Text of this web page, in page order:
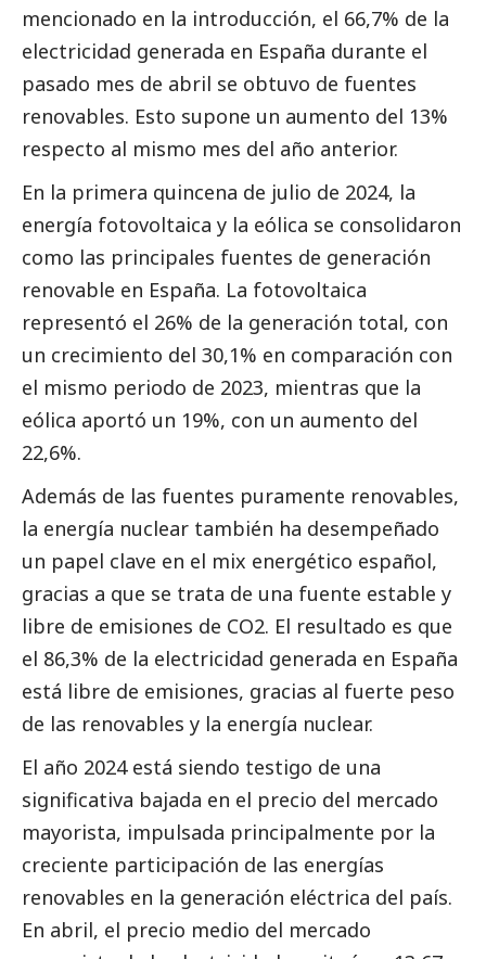
mencionado en la introducción, el 66,7% de la
electricidad generada en España durante el
pasado mes de abril se obtuvo de fuentes
renovables. Esto supone un aumento del 13%
respecto al mismo mes del año anterior.
En la primera quincena de julio de 2024, la
energía fotovoltaica y la eólica se consolidaron
como las principales fuentes de generación
renovable en España. La fotovoltaica
representó el 26% de la generación total, con
un crecimiento del 30,1% en comparación con
el mismo periodo de 2023, mientras que la
eólica aportó un 19%, con un aumento del
22,6%.
Además de las fuentes puramente renovables,
la energía nuclear también ha desempeñado
un papel clave en el mix energético español,
gracias a que se trata de una fuente estable y
libre de emisiones de CO2. El resultado es que
el 86,3% de la electricidad generada en España
está libre de emisiones, gracias al fuerte peso
de las renovables y la energía nuclear.
El año 2024 está siendo testigo de una
significativa bajada en el precio del mercado
mayorista, impulsada principalmente por la
creciente participación de las energías
renovables en la generación eléctrica del país.
En abril, el precio medio del mercado